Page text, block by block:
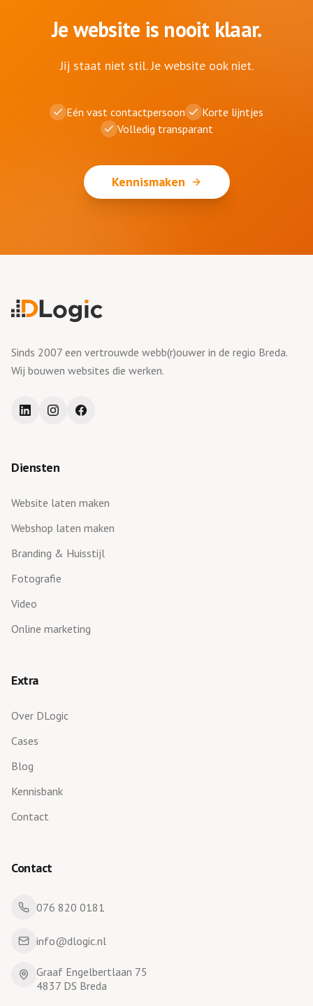
Je website is nooit klaar.
Jij staat niet stil. Je website ook niet.
Eén vast contactpersoon
Korte lijntjes
Volledig transparant
Kennismaken
Sinds 2007 een vertrouwde webb(r)ouwer in de regio Breda.
Wij bouwen websites die werken.
Diensten
Website laten maken
Webshop laten maken
Branding & Huisstijl
Fotografie
Video
Online marketing
Extra
Over DLogic
Cases
Blog
Kennisbank
Contact
Contact
076 820 0181
info@dlogic.nl
Graaf Engelbertlaan 75
4837 DS Breda